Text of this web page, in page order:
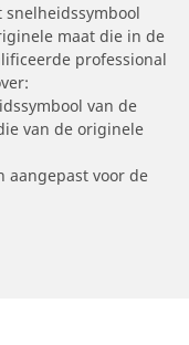
maat die in de
professional
van de
van de originele
aangepast voor de